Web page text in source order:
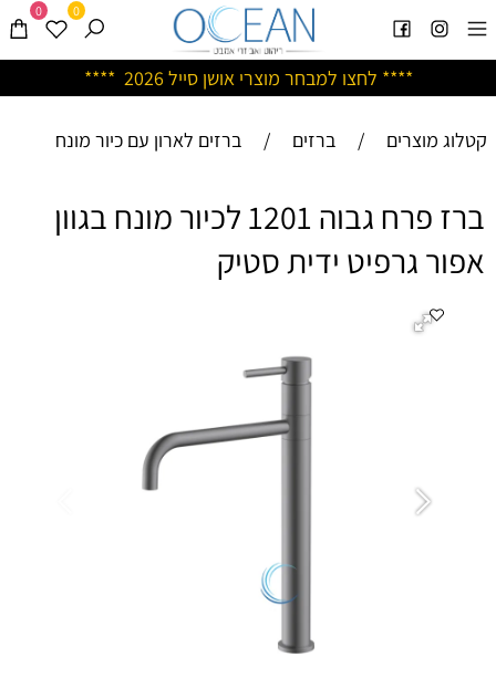
**** לחצו למבחר מוצרי אושן סייל 2026 ****
0 0
קטלוג מוצרים / ברזים / ברזים לארון עם כיור מונח
ברז פרח גבוה 1201 לכיור מונח בגוון
אפור גרפיט ידית סטיק